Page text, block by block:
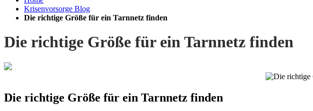
Krisenvorsorge Blog
Die richtige Größe für ein Tarnnetz finden
Die richtige Größe für ein Tarnnetz finden
Die richtige Größe für ein Tarnnetz finden